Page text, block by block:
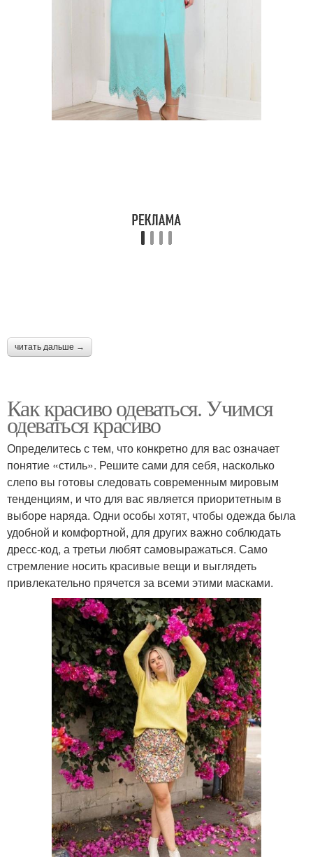
читать дальше →
Как красиво одеваться. Учимся
одеваться красиво
Определитесь с тем, что конкретно для вас означает
понятие «стиль». Решите сами для себя, насколько
слепо вы готовы следовать современным мировым
тенденциям, и что для вас является приоритетным в
выборе наряда. Одни особы хотят, чтобы одежда была
удобной и комфортной, для других важно соблюдать
дресс-код, а третьи любят самовыражаться. Само
стремление носить красивые вещи и выглядеть
привлекательно прячется за всеми этими масками.